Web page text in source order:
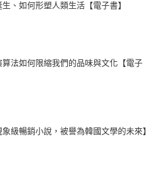
、如何形塑人類生活【電子書】
算法如何限縮我們的品味與文化【電子
級暢銷小說，被譽為韓國文學的未來】